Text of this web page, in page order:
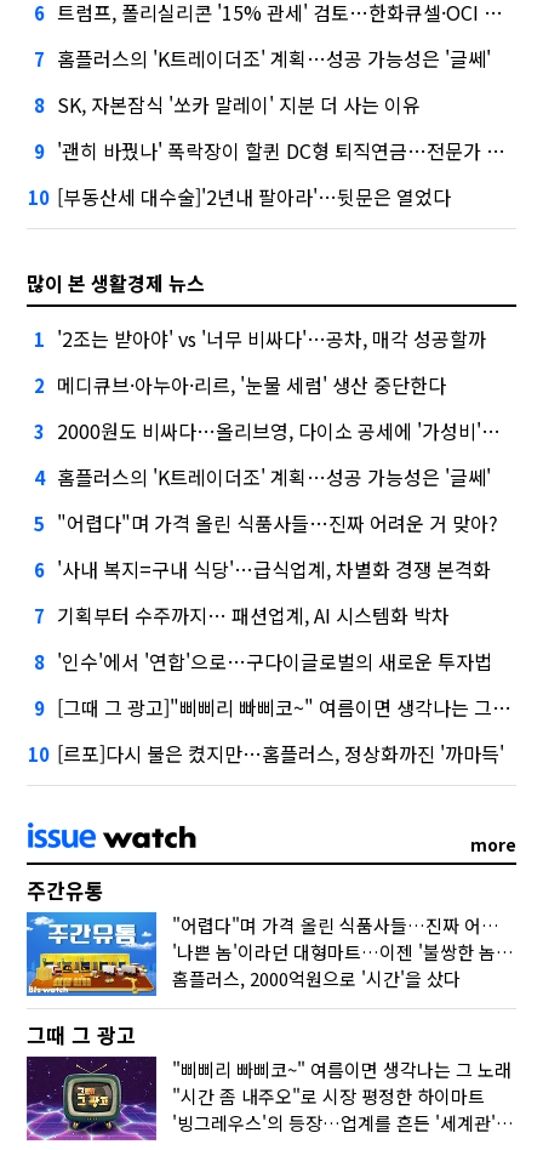
6 트럼프, 폴리실리콘 '15% 관세' 검토…한화큐셀·OCI 영향은?
7 홈플러스의 'K트레이더조' 계획…성공 가능성은 '글쎄'
8 SK, 자본잠식 '쏘카 말레이' 지분 더 사는 이유
9 '괜히 바꿨나' 폭락장이 할퀸 DC형 퇴직연금…전문가 조언은
10 [부동산세 대수술]'2년내 팔아라'…뒷문은 열었다
많이 본 생활경제 뉴스
1 '2조는 받아야' vs '너무 비싸다'…공차, 매각 성공할까
2 메디큐브·아누아·리르, '눈물 세럼' 생산 중단한다
3 2000원도 비싸다…올리브영, 다이소 공세에 '가성비'로 맞불
4 홈플러스의 'K트레이더조' 계획…성공 가능성은 '글쎄'
5 "어렵다"며 가격 올린 식품사들…진짜 어려운 거 맞아?
6 '사내 복지=구내 식당'…급식업계, 차별화 경쟁 본격화
7 기획부터 수주까지… 패션업계, AI 시스템화 박차
8 '인수'에서 '연합'으로…구다이글로벌의 새로운 투자법
9 [그때 그 광고]"삐삐리 빠삐코~" 여름이면 생각나는 그 노래
10 [르포]다시 불은 켰지만…홈플러스, 정상화까진 '까마득'
more
주간유통
"어렵다"며 가격 올린 식품사들…진짜 어려운 거 맞아?
'나쁜 놈'이라던 대형마트…이젠 '불쌍한 놈' 됐다
홈플러스, 2000억원으로 '시간'을 샀다
그때 그 광고
"삐삐리 빠삐코~" 여름이면 생각나는 그 노래
"시간 좀 내주오"로 시장 평정한 하이마트
'빙그레우스'의 등장…업계를 흔든 '세계관' 마케팅